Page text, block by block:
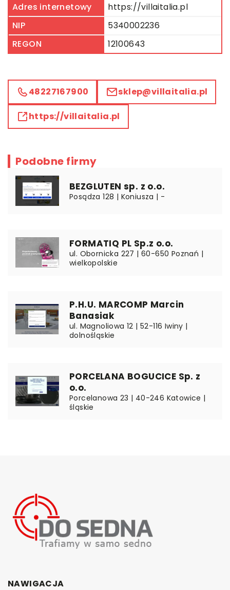
Adres internetowy
https://villaitalia.pl
NIP
5340002236
REGON
12100643
48227167900 sklep@villaitalia.pl
https://villaitalia.pl
Podobne firmy
BEZGLUTEN sp. z o.o.
Posądza 128 | Koniusza | -
FORMATIQ PL Sp.z o.o.
ul. Obornicka 227 | 60-650 Poznań |
wielkopolskie
P.H.U. MARCOMP Marcin
Banasiak
ul. Magnoliowa 12 | 52-116 Iwiny |
dolnośląskie
PORCELANA BOGUCICE Sp. z
o.o.
Porcelanowa 23 | 40-246 Katowice |
śląskie
NAWIGACJA